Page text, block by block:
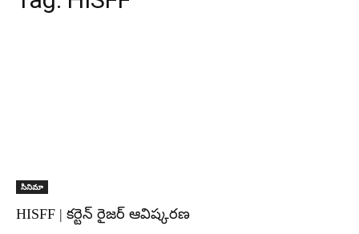
సినిమా
HISFF | కర్టెన్ రైజర్ ఆవిష్కరణ